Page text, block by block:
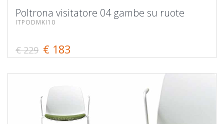
Poltrona visitatore 04 gambe su ruote
ITPODMKI10
€ 229 € 183